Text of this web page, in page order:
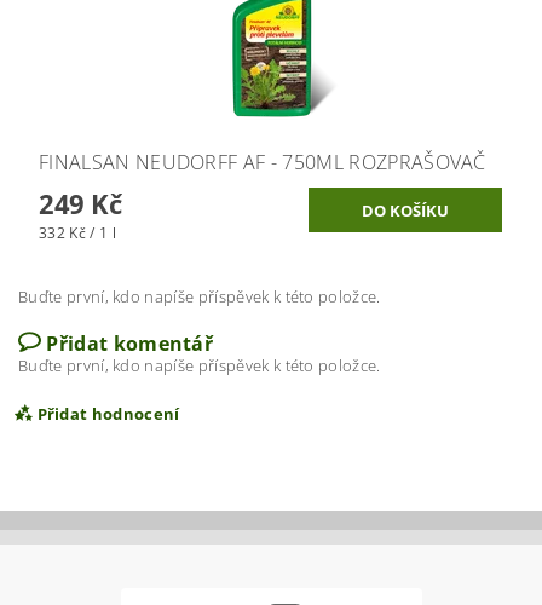
FINALSAN NEUDORFF AF - 750ML ROZPRAŠOVAČ
249 Kč
332 Kč / 1 l
Buďte první, kdo napíše příspěvek k této položce.
Přidat komentář
Buďte první, kdo napíše příspěvek k této položce.
Přidat hodnocení